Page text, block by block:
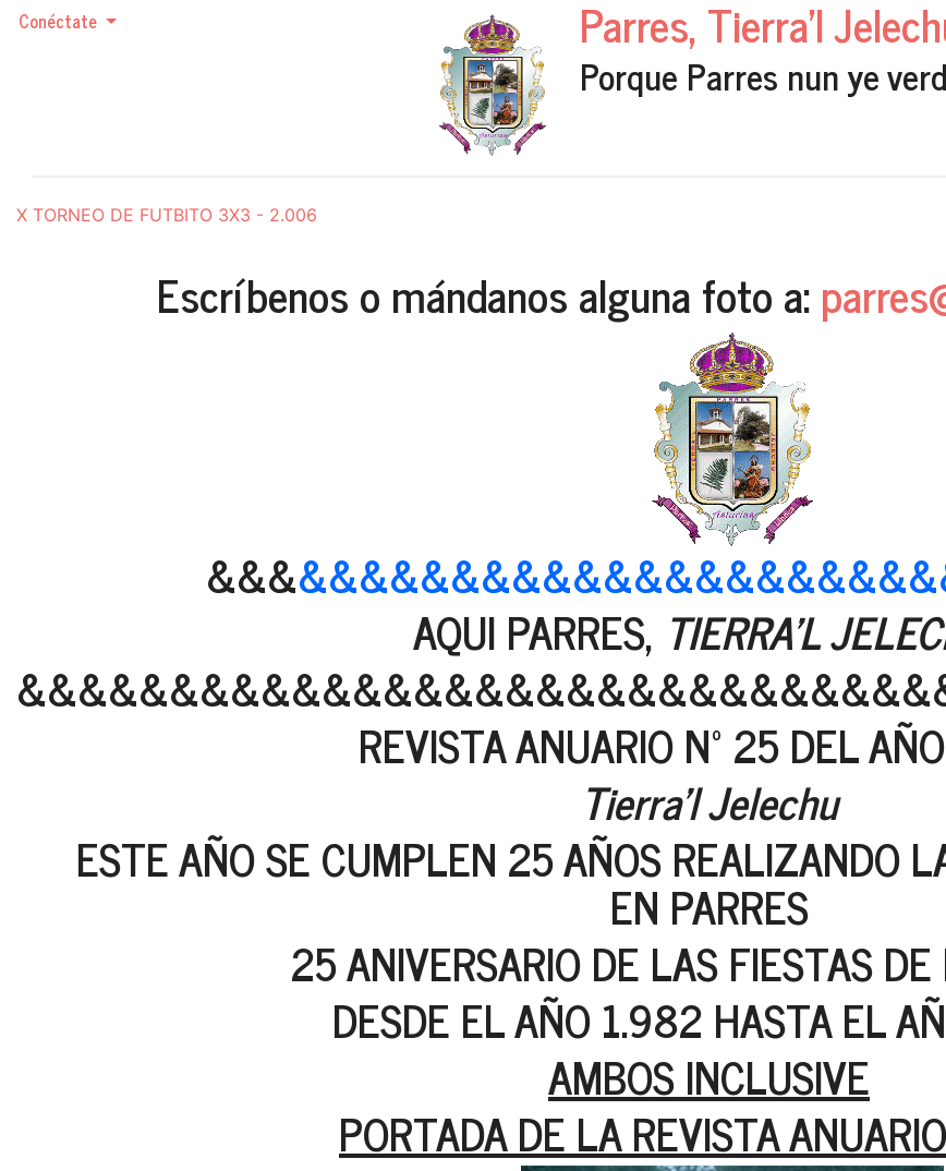
Conéctate Parres, Tierra'l
Porque Parres nun ye
X TORNEO DE FUTBITO 3X3 - 2.006
Escríbenos o mándanos alguna foto a:
&&&
AQUI PARRES, TIERRA'L
REVISTA ANUARIO Nº 25 DEL
Tierra'l Jelechu
ESTE AÑO SE CUMPLEN 25 AÑOS REALIZANDO
EN PARRES
25 ANIVERSARIO DE LAS FIESTAS DE
DESDE EL AÑO 1.982 HASTA EL
AMBOS INCLUSIVE
PORTADA DE LA REVISTA